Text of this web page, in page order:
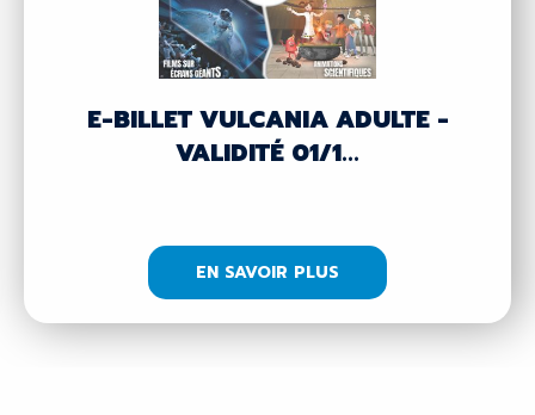
E-BILLET VULCANIA ADULTE -
VALIDITÉ 01/1...
EN SAVOIR PLUS